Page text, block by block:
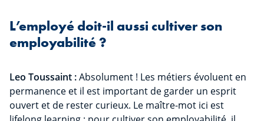
L’employé doit-il aussi cultiver son
employabilité ?
Leo Toussaint :Absolument ! Les métiers évoluent en
permanence et il est important de garder un esprit
ouvert et de rester curieux. Le maître-mot ici est